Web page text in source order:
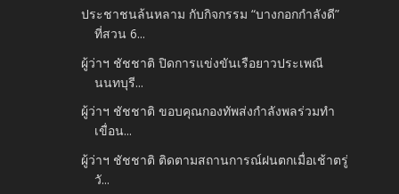
ประชาชนล้นหลาม กับกิจกรรม “บางกอกกำลังดี”
ที่สวน 6...
ผู้ว่าฯ ชัชชาติ ปิดการแข่งขันเรือยาวประเพณี
นนทบุรี...
ผู้ว่าฯ ชัชชาติ ขอบคุณกองทัพส่งกำลังพลร่วมทำ
เขื่อน...
ผู้ว่าฯ ชัชชาติ ติดตามสถานการณ์ฝนตกเมื่อเช้าตรู่
วั...